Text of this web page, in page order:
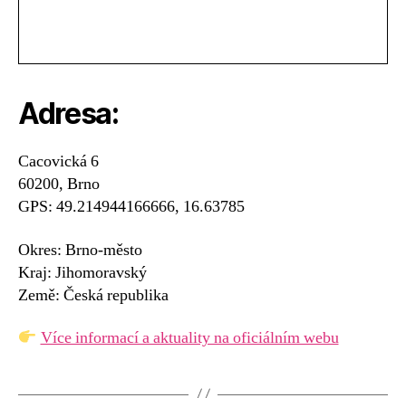
Adresa:
Cacovická 6
60200, Brno
GPS: 49.214944166666, 16.63785
Okres: Brno-město
Kraj: Jihomoravský
Země: Česká republika
Více informací a aktuality na oficiálním webu